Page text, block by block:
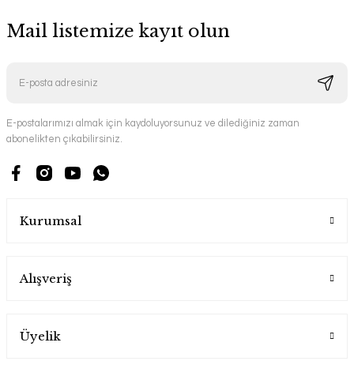
Mail listemize kayıt olun
E-postalarımızı almak için kaydoluyorsunuz ve dilediğiniz zaman
abonelikten çıkabilirsiniz.
Kurumsal
Alışveriş
Üyelik